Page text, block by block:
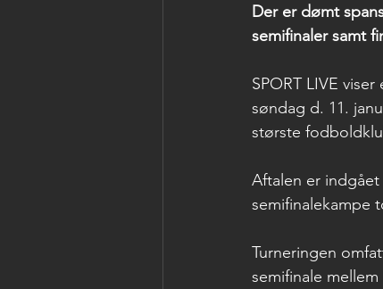
Der er dømt
semifinaler samt
SPORT LIVE
søndag d. 11.
største
Aftalen er
semifinalekampe
Turneringen
semifinale